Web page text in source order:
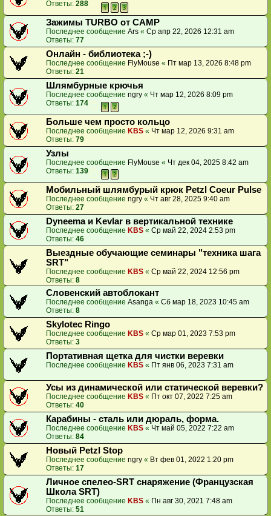
Ответы: 288 1 2 3
Зажимы TURBO от CAMP
Последнее сообщение Ars « Ср апр 22, 2026 12:31 am
Ответы: 77
Онлайн - библиотека ;-)
Последнее сообщение FlyMouse « Пт мар 13, 2026 8:48 pm
Ответы: 21
Шлямбурные крючья
Последнее сообщение ngry « Чт мар 12, 2026 8:09 pm
Ответы: 174 1 2
Больше чем просто кольцо
Последнее сообщение KBS « Чт мар 12, 2026 9:31 am
Ответы: 79
Узлы
Последнее сообщение FlyMouse « Чт дек 04, 2025 8:42 am
Ответы: 139 1 2
Мобильный шлямбурый крюк Petzl Coeur Pulse
Последнее сообщение ngry « Чт авг 28, 2025 9:40 am
Ответы: 27
Dyneema и Kevlar в вертикальной технике
Последнее сообщение KBS « Ср май 22, 2024 2:53 pm
Ответы: 46
Выездные обучающие семинары "техника шага
SRT"
Последнее сообщение KBS « Ср май 22, 2024 12:56 pm
Ответы: 8
Словенский автоблокант
Последнее сообщение Asanga « Сб мар 18, 2023 10:45 am
Ответы: 8
Skylotec Ringo
Последнее сообщение KBS « Ср мар 01, 2023 7:53 pm
Ответы: 3
Портативная щетка для чистки веревки
Последнее сообщение KBS « Пт янв 06, 2023 7:31 am
Усы из динамической или статической веревки?
Последнее сообщение KBS « Пт окт 07, 2022 7:25 am
Ответы: 40
Карабины - сталь или дюраль, форма.
Последнее сообщение KBS « Чт май 05, 2022 7:22 am
Ответы: 84
Новый Petzl Stop
Последнее сообщение ngry « Вт фев 01, 2022 1:20 pm
Ответы: 17
Личное спелео-SRT снаряжение (Французская
Школа SRT)
Последнее сообщение KBS « Пн авг 30, 2021 7:48 am
Ответы: 51